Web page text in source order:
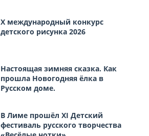
Х международный конкурс
детского рисунка 2026
Настоящая зимняя сказка. Как
прошла Новогодняя ёлка в
Русском доме.
В Лиме прошёл XI Детский
фестиваль русского творчества